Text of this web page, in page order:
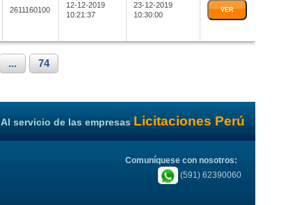
2611160100
12-12-2019
10:21:37
23-12-2019
10:30:00
VER
... 74
Al servicio de las empresas Licitaciones Perú
Comuníquese con nosotros:
(591) 62390060